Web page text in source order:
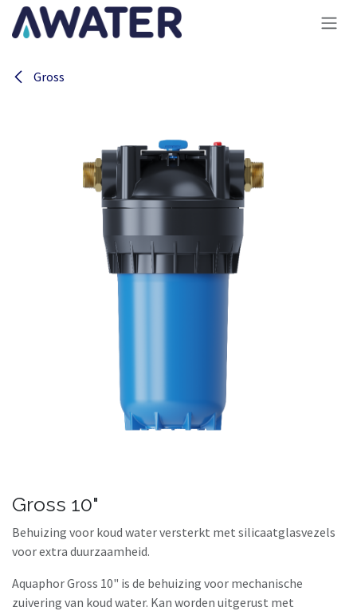
Overslaan naar inhoud
Gross
Gross 10"
Behuizing voor koud water versterkt met silicaatglasvezels
voor extra duurzaamheid.
Aquaphor Gross 10" is de behuizing voor mechanische
zuivering van koud water. Kan worden uitgerust met